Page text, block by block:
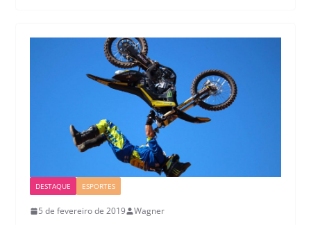
DESTAQUE ESPORTES
5 de fevereiro de 2019 Wagner